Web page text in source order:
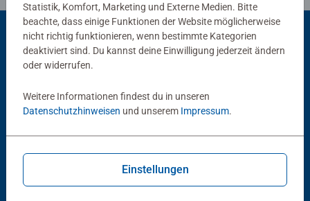
Beliebte Auswahl
Andere Kunden mögen auch
Statistik, Komfort, Marketing und Externe Medien. Bitte
beachte, dass einige Funktionen der Website möglicherweise
nicht richtig funktionieren, wenn bestimmte Kategorien
deaktiviert sind. Du kannst deine Einwilligung jederzeit ändern
oder widerrufen.
Weitere Informationen findest du in unseren
Datenschutzhinweisen und unserem Impressum.
Einstellungen